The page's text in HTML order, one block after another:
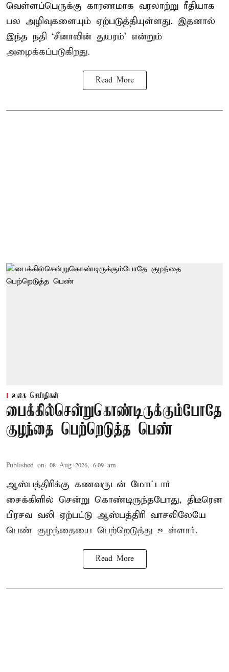
வெள்ளப்பெருக்கு காரணமாக வரலாற்று ரீதியாக
பல அழிவுகளையும் ஏற்படுத்தியுள்ளது. இதனால்
இந்த நதி ‘சீனாவின் துயரம்’ என்றும்
அழைக்கப்படுகிறது.
Read More
உலக செய்திகள்
பைக்கில்சென்றுகொண்டிருக்கும்போதே
குழந்தை பெற்றெடுத்த பெண்
Published on: 08 Aug 2026, 6:09 am
ஆஸ்பத்திரிக்கு கணவருடன் மோட்டார்
சைக்கிளில் சென்று கொண்டிருந்தபோது, திடீரென
பிரசவ வலி ஏற்பட்டு ஆஸ்பத்திரி வாசலிலேயே
பெண் குழந்தையை பெற்றெடுத்து உள்ளார்.
Read More